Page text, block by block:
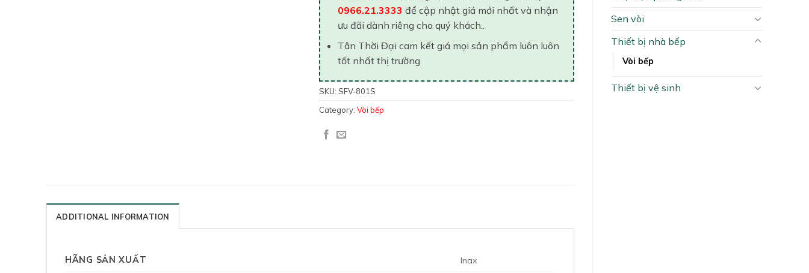
Sen vòi
Thiết bị nhà bếp
Vòi bếp
Thiết bị vệ sinh
0966.21.3333 để cập nhật giá mới nhất và nhận
ưu đãi dành riêng cho quý khách..
Tân Thời Đại cam kết giá mọi sản phẩm luôn luôn
tốt nhất thị trường
SKU: SFV-801S
Category:Vòi bếp
ADDITIONAL INFORMATION
HÃNG SẢN XUẤT Inax